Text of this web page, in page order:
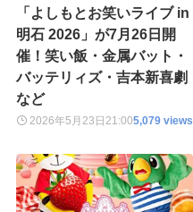
「よしもとお笑いライブ in
明石 2026」が7月26日開
催！笑い飯・金属バット・
バッテリィズ・吉本新喜劇
など
2026年5月23日 21:005,079 views